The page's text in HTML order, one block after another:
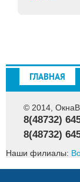
ГЛАВНАЯ
© 2014,
8(48732)
8(48732)
Наши филиалы: